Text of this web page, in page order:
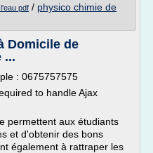
pdf / physico chimie de
Domicile de
...
: 0675757575
to handle Ajax
permettent aux étudiants
et d'obtenir des bons
également à rattraper les